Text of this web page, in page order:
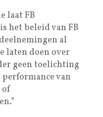
laat FB
het beleid van FB
al
laten doen over
geen toelichting
van
of